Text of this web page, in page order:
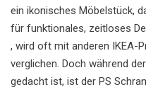
ein ikonisches Möbelstück,
für funktionales, zeitloses
, wird oft mit anderen IKEA-
verglichen. Doch während
gedacht ist, ist der PS